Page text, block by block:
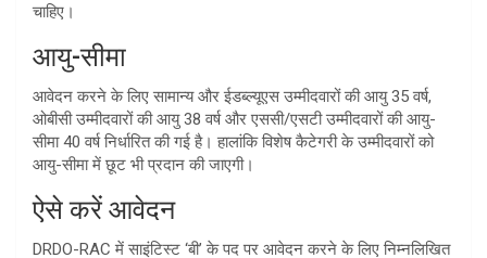
चाहिए।
आयु-सीमा
आवेदन करने के लिए सामान्य और ईडब्ल्यूएस उम्मीदवारों की आयु 35 वर्ष,
ओबीसी उम्मीदवारों की आयु 38 वर्ष और एससी/एसटी उम्मीदवारों की आयु-
सीमा 40 वर्ष निर्धारित की गई है। हालांकि विशेष कैटेगरी के उम्मीदवारों को
आयु-सीमा में छूट भी प्रदान की जाएगी।
ऐसे करें आवेदन
DRDO-RAC में साइंटिस्ट ‘बी’ के पद पर आवेदन करने के लिए निम्नलिखित